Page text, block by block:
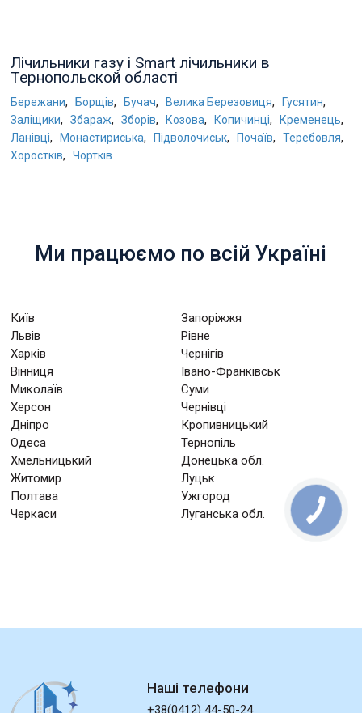
Лічильники газу і Smart лічильники в
Тернопольской області
Бережани, Борщів, Бучач, Велика Березовиця, Гусятин,
Заліщики, Збараж, Зборів, Козова, Копичинці, Кременець,
Ланівці, Монастириська, Підволочиськ, Почаїв, Теребовля,
Хоростків, Чортків
Ми працюємо по всій Україні
Київ
Запоріжжя
Львів
Рівне
Харків
Чернігів
Вінниця
Івано-Франківськ
Миколаїв
Суми
Херсон
Чернівці
Дніпро
Кропивницький
Одеса
Тернопіль
Хмельницький
Донецька обл.
Житомир
Луцьк
Полтава
Ужгород
Черкаси
Луганська обл.
Наші телефони
+38(0412) 44-50-24